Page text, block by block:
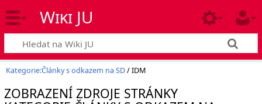
Wiki JU
Kategorie:Články s odkazem na SD/ IDM
ZOBRAZENÍ ZDROJE STRÁNKY